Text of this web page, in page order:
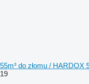
55m³ do złomu / HARDOX
19